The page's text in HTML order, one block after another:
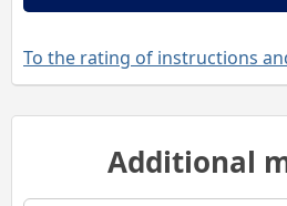
To the rating of instructions
Additional